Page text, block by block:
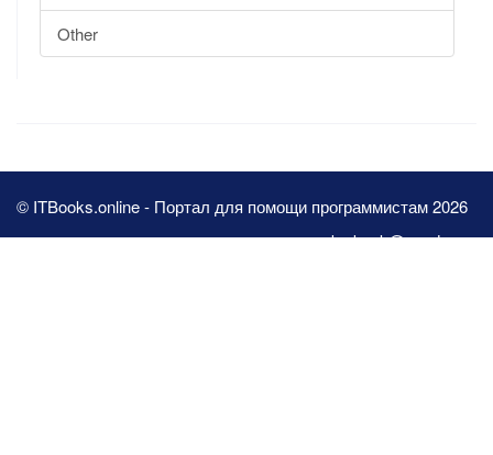
Other
© ITBooks.online - Портал для помощи программистам 2026
pbn.book@yandex.ru